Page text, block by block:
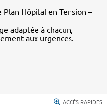
Hôpital en Tension –
adaptée à chacun,
aux urgences.
ACCÈS RAPIDES